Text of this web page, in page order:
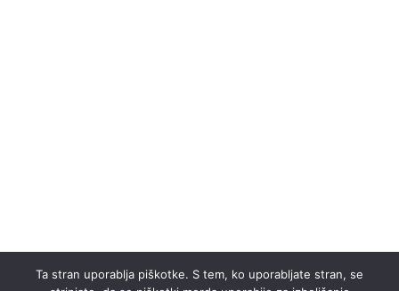
Ta stran uporablja piškotke. S tem, ko uporabljate stran, se